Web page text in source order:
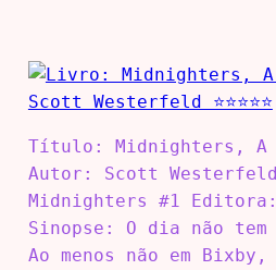
Título: Midnighters, A
Autor: Scott
Midnighters #1
Sinopse: O dia não tem
Ao menos não em